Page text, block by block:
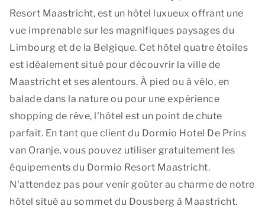
Resort Maastricht, est un hôtel luxueux offrant une
vue imprenable sur les magnifiques paysages du
Limbourg et de la Belgique. Cet hôtel quatre étoiles
est idéalement situé pour découvrir la ville de
Maastricht et ses alentours. À pied ou à vélo, en
balade dans la nature ou pour une expérience
shopping de rêve, l'hôtel est un point de chute
parfait. En tant que client du Dormio Hotel De Prins
van Oranje, vous pouvez utiliser gratuitement les
équipements du Dormio Resort Maastricht.
N'attendez pas pour venir goûter au charme de notre
hôtel situé au sommet du Dousberg à Maastricht.